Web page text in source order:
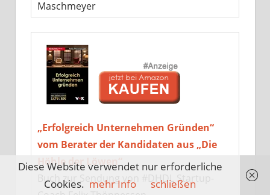
Maschmeyer
„Erfolgreich Unternehmen Gründen“
vom Berater der Kandidaten aus „Die
Höhle der Löwen“
Buch zur Sendung von #DHDL Startup-
Diese Website verwendet nur erforderliche
Cookies. mehr Info schließen